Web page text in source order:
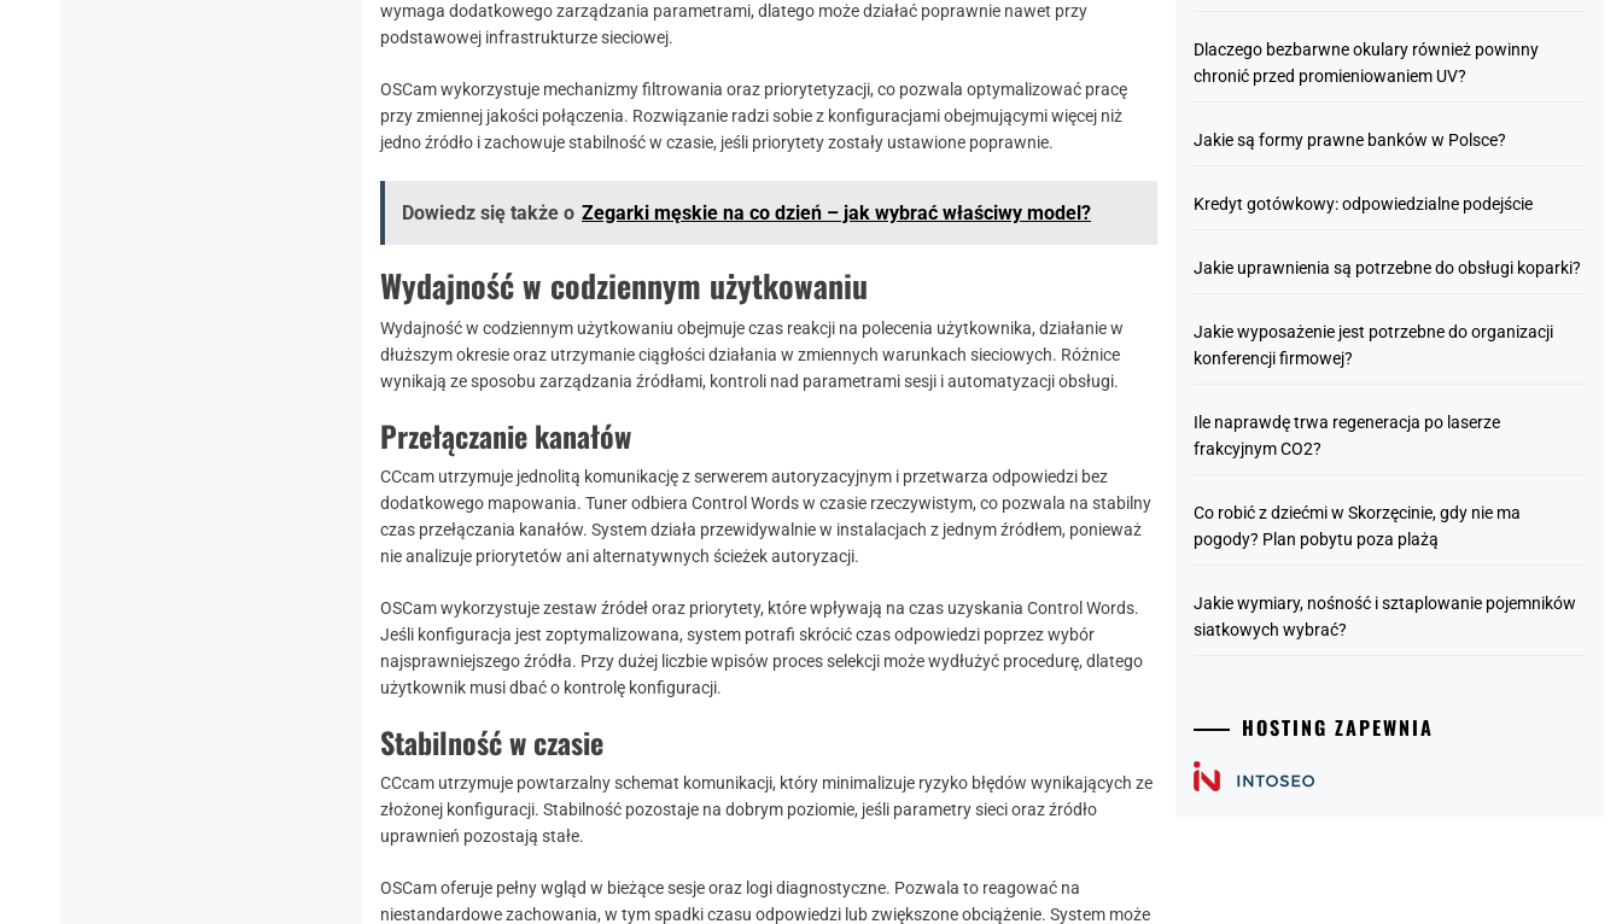
wymaga dodatkowego zarządzania parametrami, dlatego może działać poprawnie nawet przy
podstawowej infrastrukturze sieciowej.
OSCam wykorzystuje mechanizmy filtrowania oraz priorytetyzacji, co pozwala optymalizować pracę
przy zmiennej jakości połączenia. Rozwiązanie radzi sobie z konfiguracjami obejmującymi więcej niż
jedno źródło i zachowuje stabilność w czasie, jeśli priorytety zostały ustawione poprawnie.
Dowiedz się także o Zegarki męskie na co dzień – jak wybrać właściwy model?
Wydajność w codziennym użytkowaniu
Wydajność w codziennym użytkowaniu obejmuje czas reakcji na polecenia użytkownika, działanie w
dłuższym okresie oraz utrzymanie ciągłości działania w zmiennych warunkach sieciowych. Różnice
wynikają ze sposobu zarządzania źródłami, kontroli nad parametrami sesji i automatyzacji obsługi.
Przełączanie kanałów
CCcam utrzymuje jednolitą komunikację z serwerem autoryzacyjnym i przetwarza odpowiedzi bez
dodatkowego mapowania. Tuner odbiera Control Words w czasie rzeczywistym, co pozwala na stabilny
czas przełączania kanałów. System działa przewidywalnie w instalacjach z jednym źródłem, ponieważ
nie analizuje priorytetów ani alternatywnych ścieżek autoryzacji.
OSCam wykorzystuje zestaw źródeł oraz priorytety, które wpływają na czas uzyskania Control Words.
Jeśli konfiguracja jest zoptymalizowana, system potrafi skrócić czas odpowiedzi poprzez wybór
najsprawniejszego źródła. Przy dużej liczbie wpisów proces selekcji może wydłużyć procedurę, dlatego
użytkownik musi dbać o kontrolę konfiguracji.
Stabilność w czasie
CCcam utrzymuje powtarzalny schemat komunikacji, który minimalizuje ryzyko błędów wynikających ze
złożonej konfiguracji. Stabilność pozostaje na dobrym poziomie, jeśli parametry sieci oraz źródło
uprawnień pozostają stałe.
OSCam oferuje pełny wgląd w bieżące sesje oraz logi diagnostyczne. Pozwala to reagować na
niestandardowe zachowania, w tym spadki czasu odpowiedzi lub zwiększone obciążenie. System może
Dlaczego bezbarwne okulary również powinny
chronić przed promieniowaniem UV?
Jakie są formy prawne banków w Polsce?
Kredyt gotówkowy: odpowiedzialne podejście
Jakie uprawnienia są potrzebne do obsługi koparki?
Jakie wyposażenie jest potrzebne do organizacji
konferencji firmowej?
Ile naprawdę trwa regeneracja po laserze
frakcyjnym CO2?
Co robić z dziećmi w Skorzęcinie, gdy nie ma
pogody? Plan pobytu poza plażą
Jakie wymiary, nośność i sztaplowanie pojemników
siatkowych wybrać?
HOSTING ZAPEWNIA